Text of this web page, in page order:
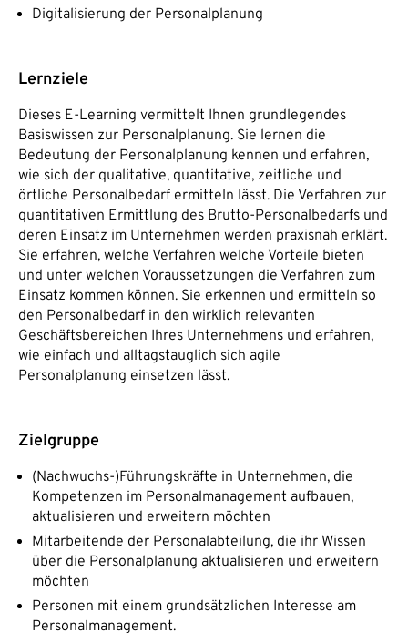
Digitalisierung der Personalplanung
Lernziele
Dieses E-Learning vermittelt Ihnen grundlegendes
Basiswissen zur Personalplanung. Sie lernen die
Bedeutung der Personalplanung kennen und erfahren,
wie sich der qualitative, quantitative, zeitliche und
örtliche Personalbedarf ermitteln lässt. Die Verfahren zur
quantitativen Ermittlung des Brutto-Personalbedarfs und
deren Einsatz im Unternehmen werden praxisnah erklärt.
Sie erfahren, welche Verfahren welche Vorteile bieten
und unter welchen Voraussetzungen die Verfahren zum
Einsatz kommen können. Sie erkennen und ermitteln so
den Personalbedarf in den wirklich relevanten
Geschäftsbereichen Ihres Unternehmens und erfahren,
wie einfach und alltagstauglich sich agile
Personalplanung einsetzen lässt.
Zielgruppe
(Nachwuchs-)Führungskräfte in Unternehmen, die
Kompetenzen im Personalmanagement aufbauen,
aktualisieren und erweitern möchten
Mitarbeitende der Personalabteilung, die ihr Wissen
über die Personalplanung aktualisieren und erweitern
möchten
Personen mit einem grundsätzlichen Interesse am
Personalmanagement.